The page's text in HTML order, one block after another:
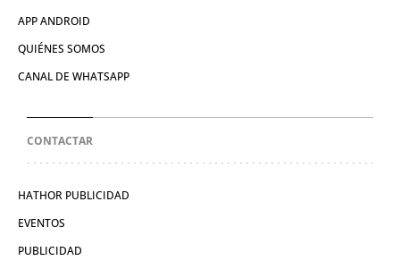
APP ANDROID
QUIÉNES SOMOS
CANAL DE WHATSAPP
CONTACTAR
HATHOR PUBLICIDAD
EVENTOS
PUBLICIDAD